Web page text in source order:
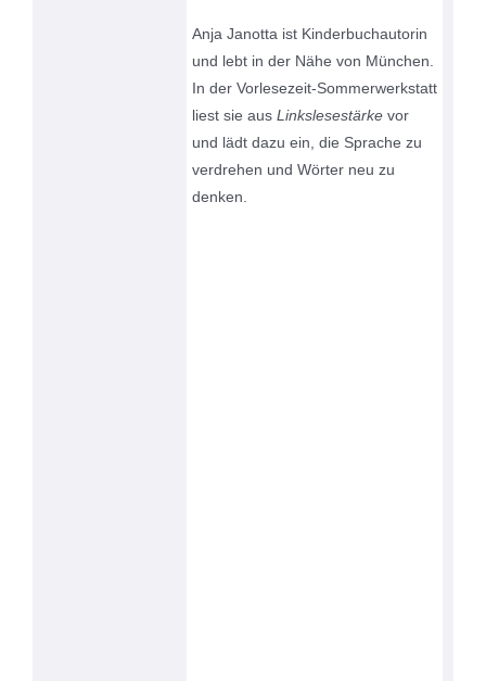
Anja Janotta ist Kinderbuchautorin
und lebt in der Nähe von München.
In der Vorlesezeit-Sommerwerkstatt
liest sie ausLinkslesestärke vor
und lädt dazu ein, die Sprache zu
verdrehen und Wörter neu zu
denken.